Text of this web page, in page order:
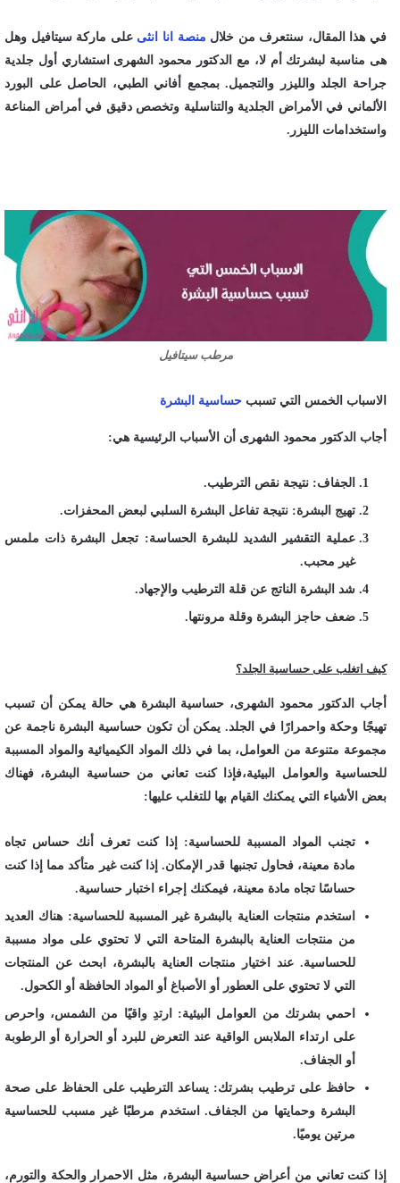
في هذا المقال، سنتعرف من خلال منصة انا انثى على ماركة سيتافيل وهل
هى مناسبة لبشرتك أم لا، مع الدكتور محمود الشهرى استشاري أول جلدية
جراحة الجلد والليزر والتجميل. بمجمع أفاني الطبي، الحاصل على البورد
الألماني في الأمراض الجلدية والتناسلية وتخصص دقيق في أمراض المناعة
واستخدامات الليزر.
مرطب سيتافيل
الاسباب الخمس التي تسبب حساسية البشرة
أجاب الدكتور محمود الشهرى أن الأسباب الرئيسية هي:
الجفاف: نتيجة نقص الترطيب.
تهيج البشرة: نتيجة تفاعل البشرة السلبي لبعض المحفزات.
عملية التقشير الشديد للبشرة الحساسة: تجعل البشرة ذات ملمس
غير محبب.
شد البشرة الناتج عن قلة الترطيب والإجهاد.
ضعف حاجز البشرة وقلة مرونتها.
كيف اتغلب على حساسية الجلد؟
أجاب الدكتور محمود الشهرى، حساسية البشرة هي حالة يمكن أن تسبب
تهيجًا وحكة واحمرارًا في الجلد. يمكن أن تكون حساسية البشرة ناجمة عن
مجموعة متنوعة من العوامل، بما في ذلك المواد الكيميائية والمواد المسببة
للحساسية والعوامل البيئية،فإذا كنت تعاني من حساسية البشرة، فهناك
بعض الأشياء التي يمكنك القيام بها للتغلب عليها:
تجنب المواد المسببة للحساسية: إذا كنت تعرف أنك حساس تجاه
مادة معينة، فحاول تجنبها قدر الإمكان. إذا كنت غير متأكد مما إذا كنت
حساسًا تجاه مادة معينة، فيمكنك إجراء اختبار حساسية.
استخدم منتجات العناية بالبشرة غير المسببة للحساسية: هناك العديد
من منتجات العناية بالبشرة المتاحة التي لا تحتوي على مواد مسببة
للحساسية. عند اختيار منتجات العناية بالبشرة، ابحث عن المنتجات
التي لا تحتوي على العطور أو الأصباغ أو المواد الحافظة أو الكحول.
احمي بشرتك من العوامل البيئية: ارتدِ واقيًا من الشمس، واحرص
على ارتداء الملابس الواقية عند التعرض للبرد أو الحرارة أو الرطوبة
أو الجفاف.
حافظ على ترطيب بشرتك: يساعد الترطيب على الحفاظ على صحة
البشرة وحمايتها من الجفاف. استخدم مرطبًا غير مسبب للحساسية
مرتين يوميًا.
إذا كنت تعاني من أعراض حساسية البشرة، مثل الاحمرار والحكة والتورم،